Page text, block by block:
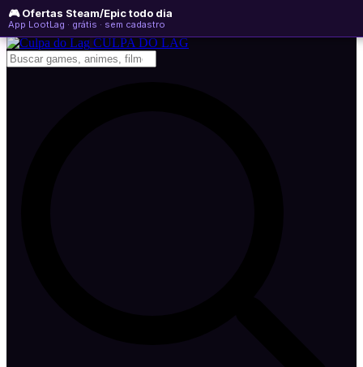
🎮 Ofertas Steam/Epic todo dia
App LootLag · grátis · sem cadastro
sexta-feira, 07 de agosto de 2026
Newsletter
CULPA DO LAG